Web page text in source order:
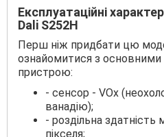
Експлуатаційні
Dali S252H
Перш ніж придбати цю
ознайомитися з
пристрою:
- сенсор - VOx
ванадію);
- роздільна здатність
пікселя;